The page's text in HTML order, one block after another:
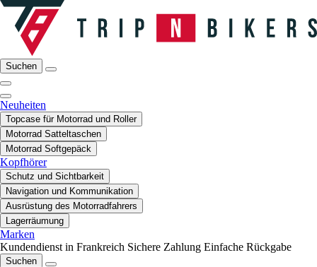
Suchen
Neuheiten
Topcase für Motorrad und Roller
Motorrad Satteltaschen
Motorrad Softgepäck
Kopfhörer
Schutz und Sichtbarkeit
Navigation und Kommunikation
Ausrüstung des Motorradfahrers
Lagerräumung
Marken
Kundendienst in Frankreich Sichere Zahlung Einfache Rückgabe
Suchen